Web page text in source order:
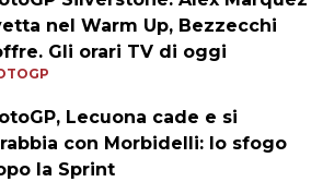
nel Warm Up, Bezzecchi
Gli orari TV di oggi
Lecuona cade e si
con Morbidelli: lo sfogo
la Sprint